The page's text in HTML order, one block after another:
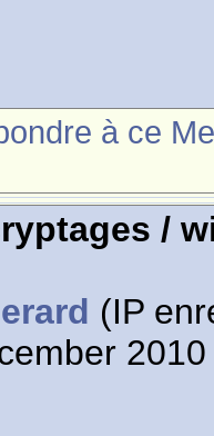
à ce
/
(IP